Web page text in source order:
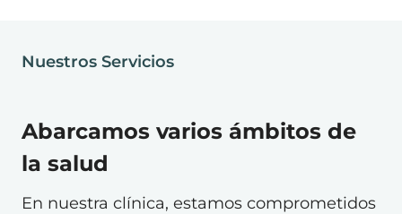
Nuestros Servicios
Abarcamos varios ámbitos de
la salud
En nuestra clínica, estamos comprometidos